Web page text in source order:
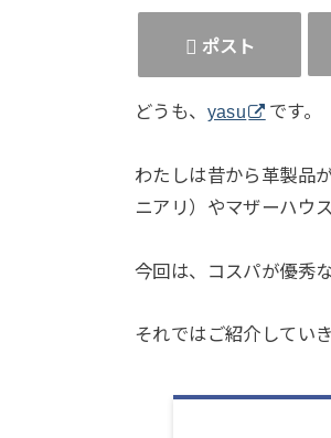
ポスト
どうも、 yasu です。
わたしは昔から革製品
ニアリ）やマザーハウ
今回は、コスパが優秀
それではご紹介してい